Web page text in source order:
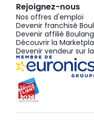
Rejoignez-nous
Nos offres d'emploi
Devenir franchisé
Devenir affilié
Découvrir la
Devenir vendeur sur